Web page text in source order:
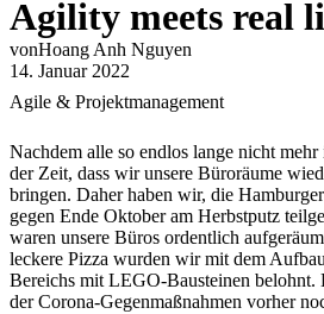
Agility meets real
vonHoang Anh Nguyen
14. Januar 2022
Agile & Projektmanagement
Nachdem alle so endlos lange nicht
der Zeit, dass wir unsere Büroräume
bringen. Daher haben wir, die
gegen Ende Oktober am Herbstputz
waren unsere Büros ordentlich
leckere Pizza wurden wir mit dem
Bereichs mit LEGO-Bausteinen
der Corona-Gegenmaßnahmen vorher